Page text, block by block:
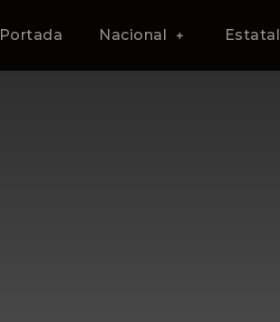
Portada Nacional Estatal